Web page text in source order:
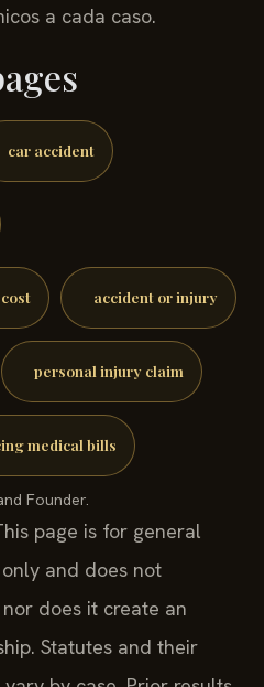
a cada caso.
car accident
accident or injury
personal injury claim
medical bills
Founder.
page is for general
and does not
does it create an
Statutes and their